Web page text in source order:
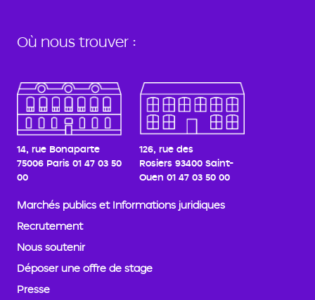
Où nous trouver :
14, rue Bonaparte
75006 Paris 01 47 03 50
00
126, rue des
Rosiers 93400 Saint-
Ouen 01 47 03 50 00
Marchés publics et Informations juridiques
Recrutement
Nous soutenir
Déposer une offre de stage
Presse